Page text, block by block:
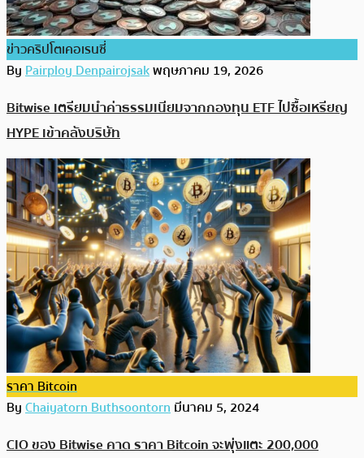
ข่าวคริปโตเคอเรนซี่
ByPairploy Denpairojsakพฤษภาคม 19, 2026
Bitwise เตรียมนำค่าธรรมเนียมจากกองทุน ETF ไปซื้อเหรียญ
HYPE เข้าคลังบริษัท
ราคา Bitcoin
ByChaiyatorn Buthsoontornมีนาคม 5, 2024
CIO ของ Bitwise คาด ราคา Bitcoin จะพุ่งแตะ 200,000